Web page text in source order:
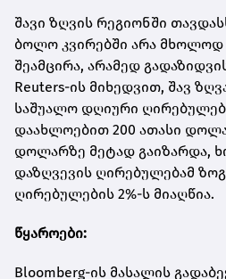
შავი ზღვის რეგიონში
ბოლო კვირებში არა მხოლოდ
შეამცირა, არამედ
Reuters-ის მიხედვით, შავ
საშუალო დღიური
დაახლოებით 200 ათასი
დოლარზე მეტად გაიზარდა,
დაზღვევის ღირებულებამ ზოგ
ღირებულების 2%-ს მიაღწია.
წყაროები:
Bloomberg-ის მასალის